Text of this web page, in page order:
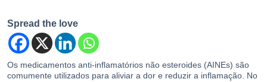
Spread the love
Os medicamentos anti-inflamatórios não esteroides (AINEs) são
comumente utilizados para aliviar a dor e reduzir a inflamação. No